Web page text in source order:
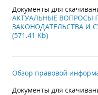
Документы для
АКТУАЛЬНЫЕ ВОПРОСЫ
ЗАКОНОДАТЕЛЬСТВА И
(571.41 Kb)
Обзор правовой
Документы для